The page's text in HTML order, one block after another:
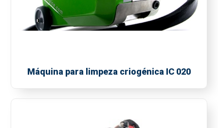
Máquina para limpeza criogénica IC 020